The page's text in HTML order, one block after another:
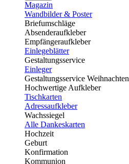
Magazin
Wandbilder & Poster
Briefumschläge
Absenderaufkleber
Empfängeraufkleber
Einlegeblätter
Gestaltungsservice
Einleger
Gestaltungsservice Weihnachten
Hochwertige Aufkleber
Tischkarten
Adressaufkleber
Wachssiegel
Alle Dankeskarten
Hochzeit
Geburt
Konfirmation
Kommunion